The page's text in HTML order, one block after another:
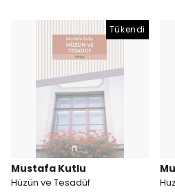
Tükendi
Mustafa Kutlu
Hüzün ve Tesadüf